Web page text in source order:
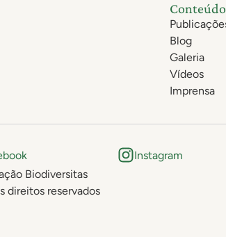
Conteúdo
Blog
Galeria
Vídeos
Imprensa
Instagram
Biodiversitas
direitos reservados